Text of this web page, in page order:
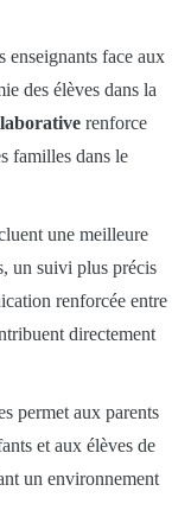
enseignants face aux
des élèves dans la
renforce
familles dans le
une meilleure
un suivi plus précis
renforcée entre
directement
permet aux parents
et aux élèves de
un environnement